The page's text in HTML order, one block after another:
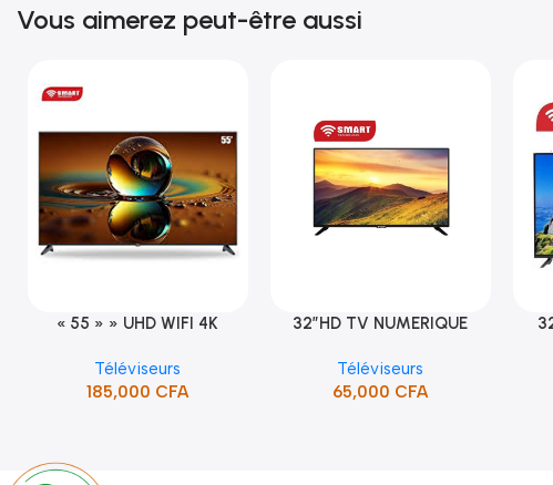
Vous aimerez peut-être aussi
Ajouter Au Panier
« 55 » » UHD WIFI 4K
Téléviseurs
185,000 CFA
Ajouter Au Panier
32″HD TV NUMERIQUE
BORDURE/SUPPORT(STT-
5132A)
Téléviseurs
65,000 CFA